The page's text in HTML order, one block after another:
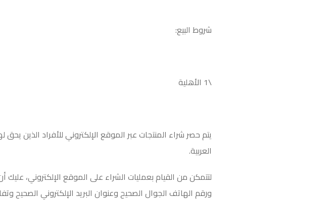
شروط البيع:
\1 الأهلية
يتم حصر شراء المنتجات عبر الموقع الإلكتروني للأفراد الذين
العربية.
لتتمكن من القيام بعمليات الشراء على الموقع الإلكتروني،
ورقم الهاتف الجوال الصحيح وعنوان البريد الإلكتروني الصحيح